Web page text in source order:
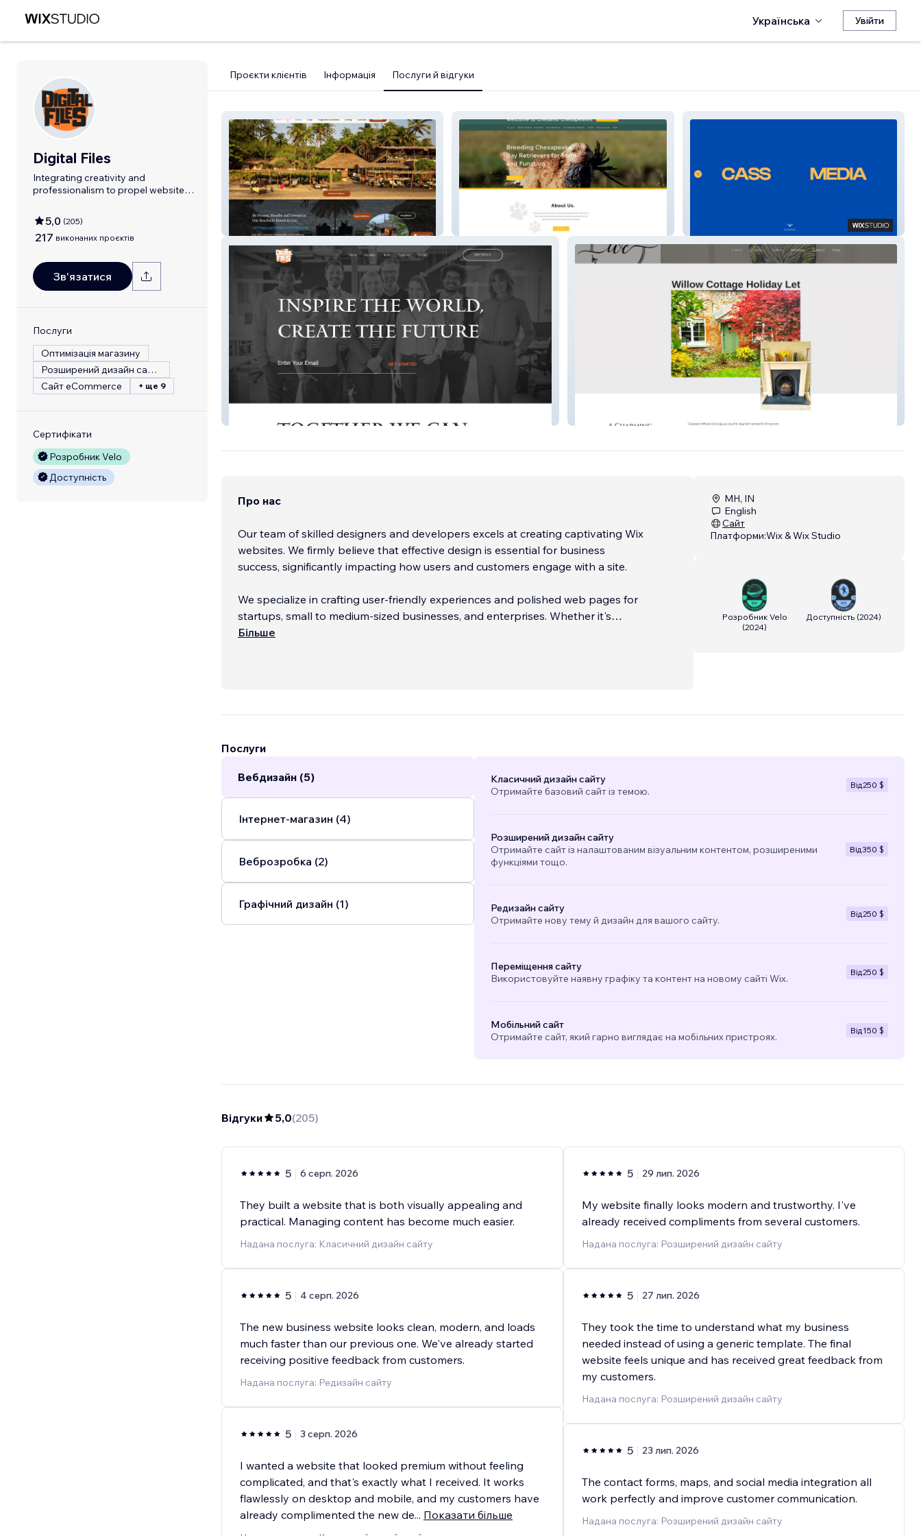
Українська Увійти
Digital Files
Integrating creativity and
professionalism to propel websites
5,0 (205)
217 виконаних проєктів
Зв'язатися
Послуги
Оптимізація магазину
Розширений дизайн сайту
Сайт eCommerce
+ ще 9
Сертифікати
Розробник Velo
Доступність
Проєкти клієнтів Інформація Послуги й відгуки
Anahata Retreat Chesamochesapeakes
Про нас
Our team of skilled designers and developers excels at creating captivating Wix
websites. We firmly believe that effective design is essential for business
success, significantly impacting how users and customers engage with a site.
We specialize in crafting user-friendly experiences and polished web pages for
startups, small to medium-sized businesses, and enterprises. Whether it's
redesigning an existing site or b
Більше
MH, IN
English
Сайт
Платформи:Wix & Wix Studio
Розробник Velo
(2024)
Доступність (2024)
Послуги
Вебдизайн (5)
Інтернет-магазин (4)
Веброзробка (2)
Графічний дизайн (1)
Класичний дизайн сайту
Отримайте базовий сайт із темою.
Від250 $
Розширений дизайн сайту
Отримайте сайт із налаштованим візуальним контентом, розширеними
функціями тощо.
Від350 $
Редизайн сайту
Отримайте нову тему й дизайн для вашого сайту.
Від250 $
Переміщення сайту
Використовуйте наявну графіку та контент на новому сайті Wix.
Від250 $
Мобільний сайт
Отримайте сайт, який гарно виглядає на мобільних пристроях.
Від150 $
Відгуки 5,0(205)
5 6 серп. 2026
They built a website that is both visually appealing and
practical. Managing content has become much easier.
Надана послуга: Класичний дизайн сайту
5 4 серп. 2026
The new business website looks clean, modern, and loads
much faster than our previous one. We've already started
receiving positive feedback from customers.
Надана послуга: Редизайн сайту
5 3 серп. 2026
I wanted a website that looked premium without feeling
complicated, and that's exactly what I received. It works
flawlessly on desktop and mobile, and my customers have
already complimented the new de... Показати більше
5 29 лип. 2026
My website finally looks modern and trustworthy. I've
already received compliments from several customers.
Надана послуга: Розширений дизайн сайту
5 27 лип. 2026
They took the time to understand what my business
needed instead of using a generic template. The final
website feels unique and has received great feedback from
my customers.
Надана послуга: Розширений дизайн сайту
5 23 лип. 2026
The contact forms, maps, and social media integration all
work perfectly and improve customer communication.
Надана послуга: Розширений дизайн сайту